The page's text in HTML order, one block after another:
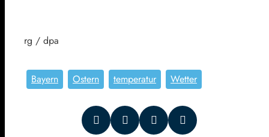
rg / dpa
Bayern Ostern temperatur Wetter